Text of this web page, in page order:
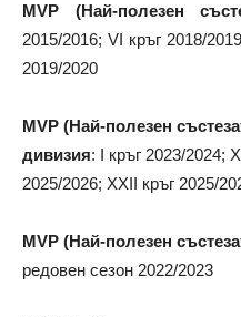
MVP (Най-полезен
2015/2016; VI кръг 2018/
2019/2020
MVP (Най-полезен
дивизия: I кръг 2023/2024;
2025/2026; XXII кръг 2025/
MVP (Най-полезен
редовен сезон 2022/2023